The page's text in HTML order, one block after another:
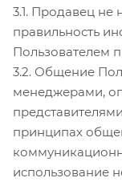
3.1. Продавец не
правильность
Пользователем
3.2. Общение
менеджерами,
принципах
использование